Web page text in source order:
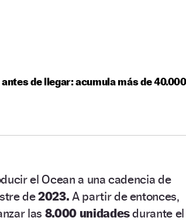
de llegar: acumula más de 40.000
el Ocean a una cadencia de
de2023. A partir de entonces,
las 8.000 unidadesdurante el